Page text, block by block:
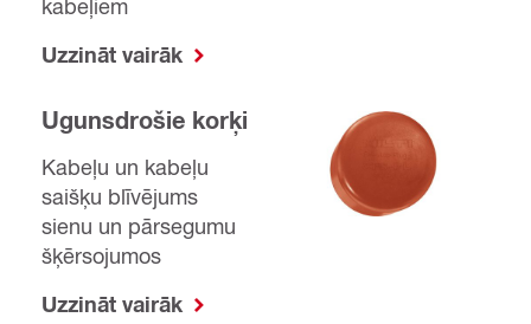
kabeļiem
Uzzināt vairāk
Ugunsdrošie korķi
Kabeļu un kabeļu
saišķu blīvējums
sienu un pārsegumu
šķērsojumos
Uzzināt vairāk